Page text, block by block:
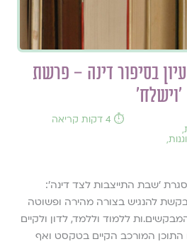
בסיפור דינה – פרשת
'וישלח'
,
,
⏱️ 4 דקות קריאה
2023 במסגרת ׳שבת התייצבות לצד דינה׳:
להנגיש בצורה מהירה ופשוטה
ללמוד וללמד, לדון ולקיים
המורכב הקיים בטקסט ואף